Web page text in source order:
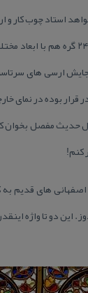
استاد چوب كار و
از نمونه های عادی و كوچك تا فرمهای
ارسی های
در نمای
حدیث مفصل بخوان
كنم!
های قدیم
دو تا واژه